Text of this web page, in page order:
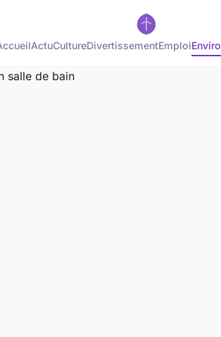
ActuCultureDivertissementEmploi